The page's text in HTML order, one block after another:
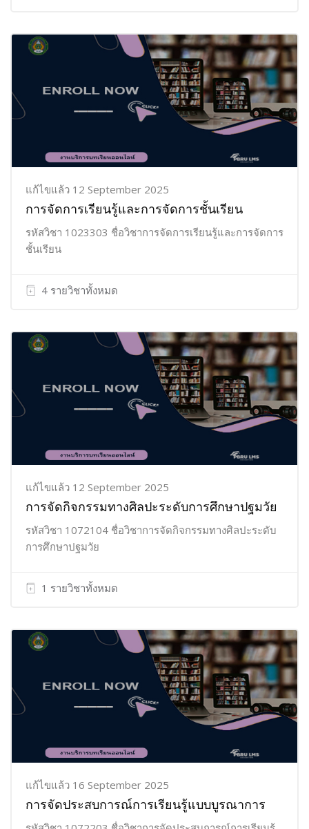
แก้ไขแล้ว 12 September 2025
การจัดการเรียนรู้และการจัดการชั้นเรียน
รหัสวิชา 1023303 ชื่อวิชาการจัดการเรียนรู้และการจัดการ
ชั้นเรียน
4 รายวิชาทั้งหมด
แก้ไขแล้ว 12 September 2025
การจัดกิจกรรมทางศิลปะระดับการศึกษาปฐมวัย
รหัสวิชา 1072104 ชื่อวิชาการจัดกิจกรรมทางศิลปะระดับ
การศึกษาปฐมวัย
1 รายวิชาทั้งหมด
แก้ไขแล้ว 16 September 2025
การจัดประสบการณ์การเรียนรู้แบบบูรณาการ